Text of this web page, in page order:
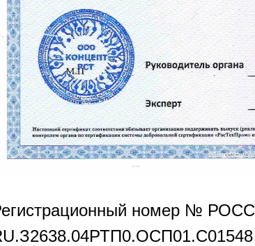
номер № РОСС